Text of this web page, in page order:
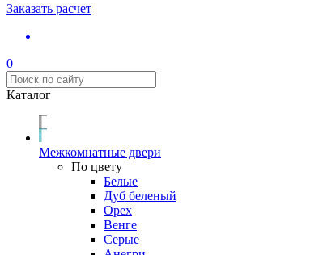
Заказать расчет
0
Каталог
Межкомнатные двери
По цвету
Белые
Дуб беленый
Орех
Венге
Серые